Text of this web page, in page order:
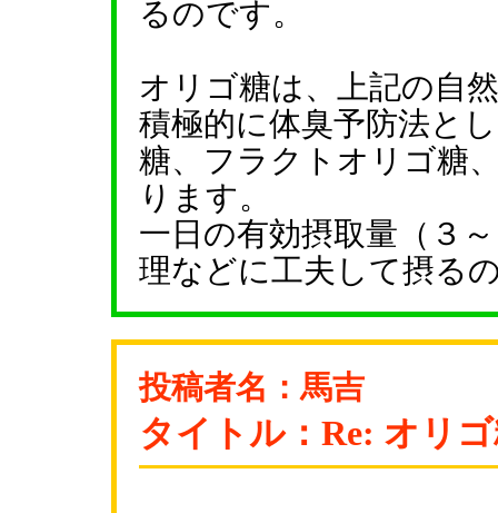
るのです。
オリゴ糖は、上記の自
積極的に体臭予防法と
糖、フラクトオリゴ糖
ります。
一日の有効摂取量（３
理などに工夫して摂る
投稿者名：馬吉
タイトル：Re: オリ